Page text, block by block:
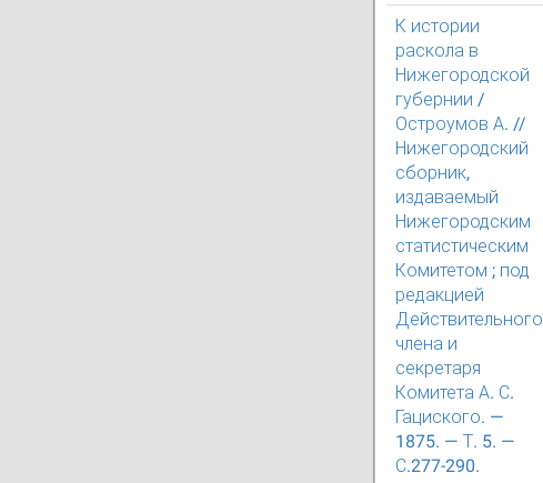
К истории
раскола в
Нижегородской
губернии /
Остроумов А. //
Нижегородский
сборник,
издаваемый
Нижегородским
статистическим
Комитетом ; под
редакцией
Действительного
члена и
секретаря
Комитета А. С.
Гациского. —
1875. — Т. 5. —
С.277-290.